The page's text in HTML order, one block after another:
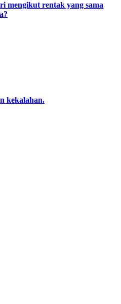
mengikut rentak yang sama
kekalahan.